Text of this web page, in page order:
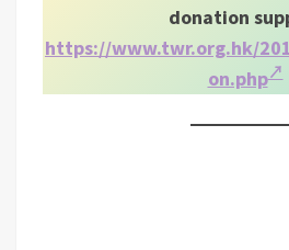
donation
https://www.twr.org.hk/
on.php